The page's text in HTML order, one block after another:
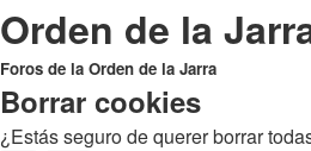
Orden de la
Foros de la Orden de la Jarra
Borrar cookies
¿Estás seguro de querer borrar